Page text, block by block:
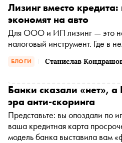
БЛОГИ Станислав
Лизинг вместо
экономят на авто
Для ООО и ИП лизинг — это
налоговый инструмент. Где в
Банки сказали «нет»,
эра анти-скоринга
Представьте: вы опоздали по
ваша кредитная карта
модель банка выставила вам